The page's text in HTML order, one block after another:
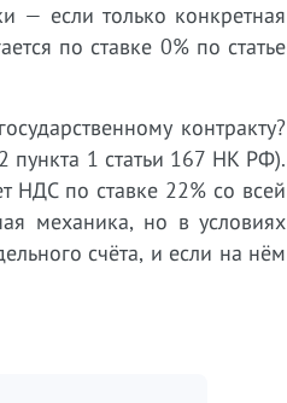
— если только конкретная
по ставке 0% по статье
контракту?
пункта 1 статьи 167 НК РФ).
НДС по ставке 22% со всей
механика, но в условиях
счёта, и если на нём